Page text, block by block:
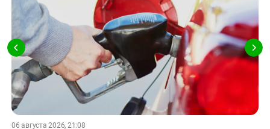
06 августа 2026, 21:08